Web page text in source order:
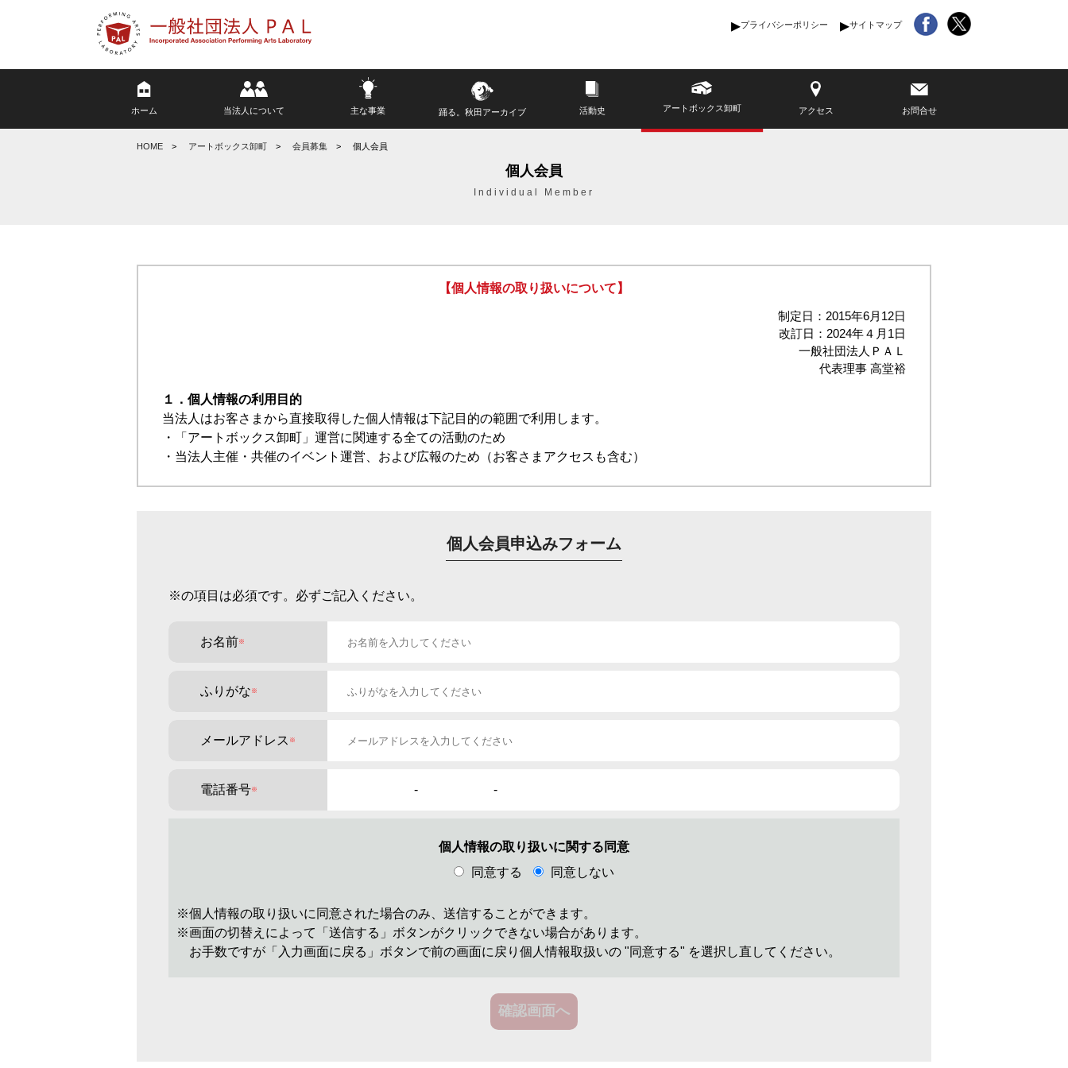
プライバシーポリシー サイトマップ
ホーム 当法人について 主な事業 踊る。秋田アーカイブ 活動史 アートボックス卸町 アクセス お問合せ
HOME アートボックス卸町 会員募集 個人会員
個人会員
Individual Member